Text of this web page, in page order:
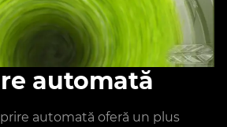
automată
automată oferă un plus